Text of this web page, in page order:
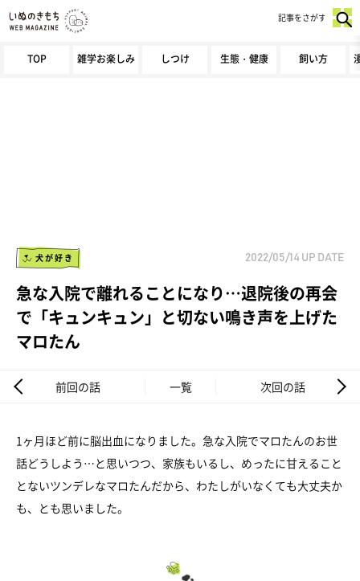
TOP 雑学お楽しみ しつけ 生態・健康 飼い方
記事をさがす
犬が好き 2022/05/14 UP DATE
急な入院で離れることになり…退院後の再会
で「キュンキュン」と切ない鳴き声を上げた
マロたん
前回の話 一覧 次回の話
1ヶ月ほど前に脳出血になりました。急な入院でマロたんのお世
話どうしよう…と思いつつ、家族もいるし、めったに甘えること
とないツンデレなマロたんだから、わたしがいなくても大丈夫か
も、とも思いました。